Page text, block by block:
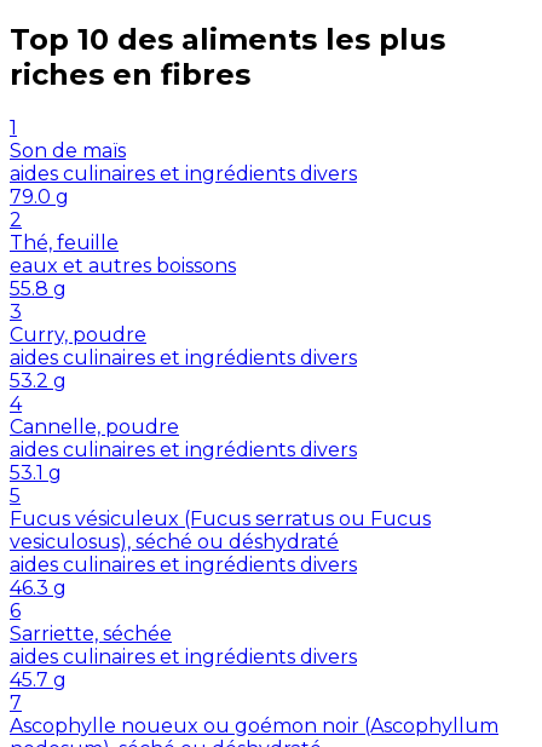
Top 10 des aliments les plus
riches en fibres
1
Son de maïs
aides culinaires et ingrédients divers
79.0 g
2
Thé, feuille
eaux et autres boissons
55.8 g
3
Curry, poudre
aides culinaires et ingrédients divers
53.2 g
4
Cannelle, poudre
aides culinaires et ingrédients divers
53.1 g
5
Fucus vésiculeux (Fucus serratus ou Fucus
vesiculosus), séché ou déshydraté
aides culinaires et ingrédients divers
46.3 g
6
Sarriette, séchée
aides culinaires et ingrédients divers
45.7 g
7
Ascophylle noueux ou goémon noir (Ascophyllum